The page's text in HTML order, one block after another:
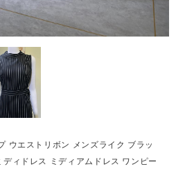
ウエストリボン メンズライク ブラッ
ィドレス ミディアムドレス ワンピー